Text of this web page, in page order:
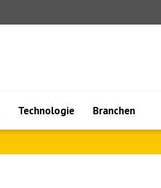
Technologie Branchen